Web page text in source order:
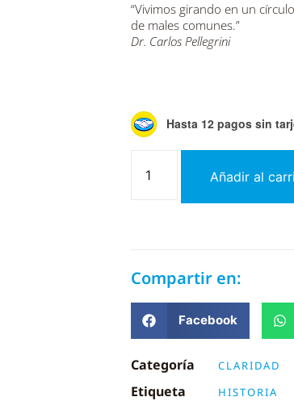
“Vivimos girando en un
de males comunes.”
Dr. Carlos Pellegrini
Hasta 12 pagos sin
Añadir al
Compartir en:
Facebook
Categoría CLARIDAD
Etiqueta HISTORIA